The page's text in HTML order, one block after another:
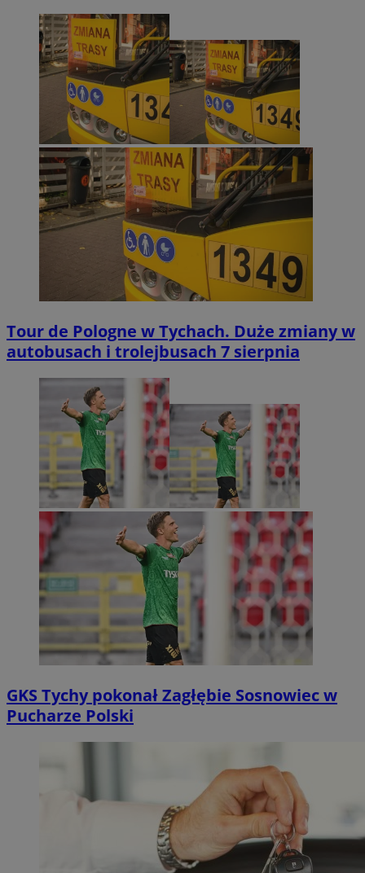
Tour de Pologne w Tychach. Duże zmiany w
autobusach i trolejbusach 7 sierpnia
GKS Tychy pokonał Zagłębie Sosnowiec w
Pucharze Polski